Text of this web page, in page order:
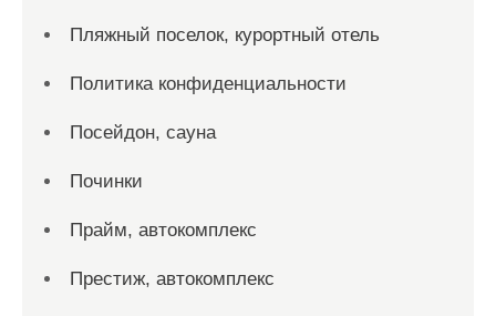
Пляжный поселок, курортный отель
Политика конфиденциальности
Посейдон, сауна
Починки
Прайм, автокомплекс
Престиж, автокомплекс